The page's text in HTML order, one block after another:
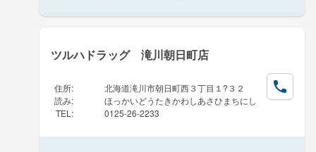
ツルハドラッグ 滝川朝日町店
住所:
北海道滝川市朝日町西３丁目１?３２
読み:
ほっかいどうたきかわしあさひまちにし
TEL : 0125-26-2233